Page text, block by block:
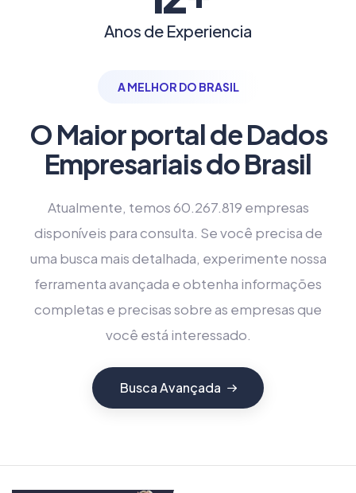
Anos de Experiencia
A MELHOR DO BRASIL
O Maior portal de Dados
Empresariais do Brasil
Atualmente, temos 60.267.819 empresas
disponíveis para consulta. Se você precisa de
uma busca mais detalhada, experimente nossa
ferramenta avançada e obtenha informações
completas e precisas sobre as empresas que
você está interessado.
Busca Avançada